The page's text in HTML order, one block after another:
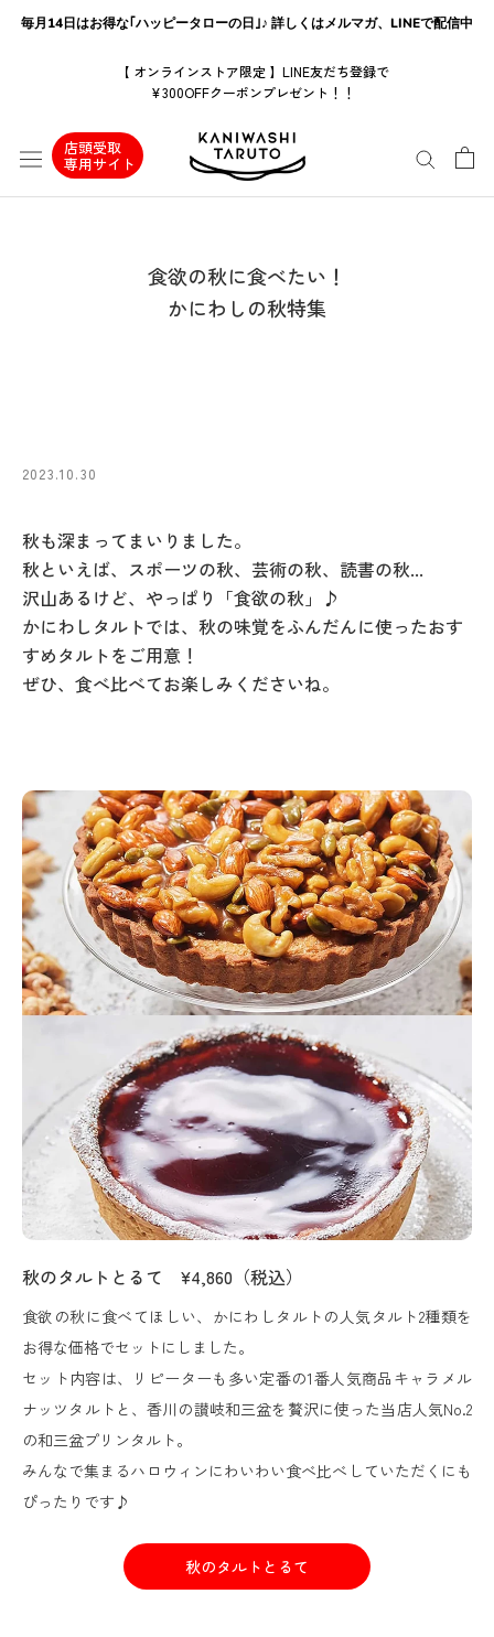
毎月14日はお得な｢ハッピータローの日｣♪ 詳しくはメルマガ、LINEで配信中
【 オンラインストア限定 】LINE友だち登録で
¥300OFFクーポンプレゼント！！
店頭受取
専用サイト
食欲の秋に食べたい！
かにわしの秋特集
2023.10.30
秋も深まってまいりました。
秋といえば、スポーツの秋、芸術の秋、読書の秋...
沢山あるけど、やっぱり「食欲の秋」♪
かにわしタルトでは、秋の味覚をふんだんに使ったおす
すめタルトをご用意！
ぜひ、食べ比べてお楽しみくださいね。
秋のタルトとるて ¥4,860（税込）
食欲の秋に食べてほしい、かにわしタルトの人気タルト2種類を
お得な価格でセットにしました。
セット内容は、リピーターも多い定番の1番人気商品キャラメル
ナッツタルトと、香川の讃岐和三盆を贅沢に使った当店人気No.2
の和三盆プリンタルト。
みんなで集まるハロウィンにわいわい食べ比べしていただくにも
ぴったりです♪
秋のタルトとるて